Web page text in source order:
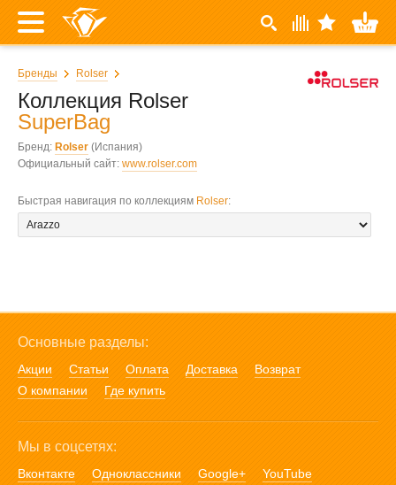
Бренды Rolser
Коллекция Rolser
SuperBag
Бренд: Rolser (Испания)
Официальный сайт: www.rolser.com
Быстрая навигация по коллекциям Rolser:
Основные разделы:
Акции Статьи Оплата Доставка
Возврат
О компании
Где купить
Мы в соцсетях:
Вконтакте Одноклассники Google+ YouTube